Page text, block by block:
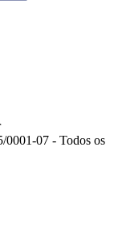
0001-07 - Todos os